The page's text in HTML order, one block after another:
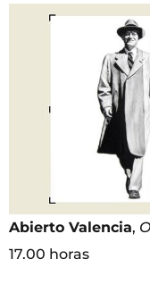
Abierto Valencia,
17.00 horas